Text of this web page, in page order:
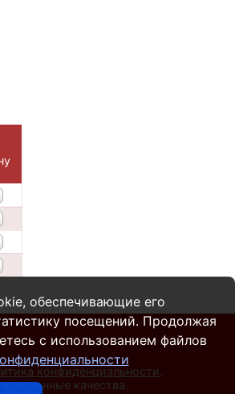
конфиденциальности
качества.
обеспечивающие его
посещений. Продолжая
с использованием файлов